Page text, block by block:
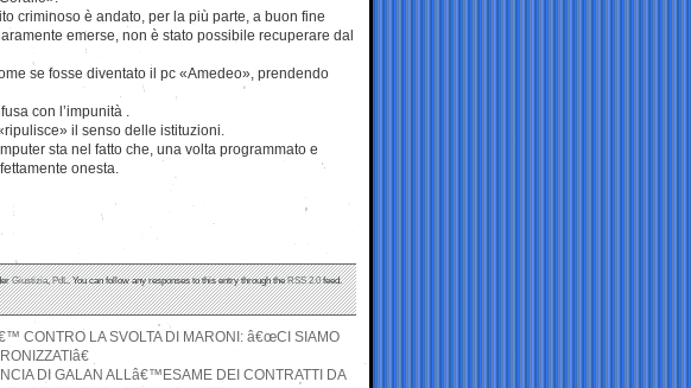
criminoso è andato, per la più parte, a buon fine
emerse, non è stato possibile recuperare dal
se fosse diventato il pc «Amedeo», prendendo
con l’impunità .
il senso delle istituzioni.
sta nel fatto che, una volta programmato e
onesta.
Giustizia,PdL. You can follow any responses to this entry through theRSS 2.0feed.
CONTRO LA SVOLTA DI MARONI: â€œCI SIAMO
DI GALAN ALLâ€™ESAME DEI CONTRATTI DA